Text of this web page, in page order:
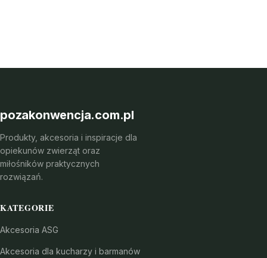
pozakonwencja.com.pl
Produkty, akcesoria i inspiracje dla
opiekunów zwierząt oraz
miłośników praktycznych
rozwiązań.
KATEGORIE
Akcesoria ASG
Akcesoria dla kucharzy i barmanów